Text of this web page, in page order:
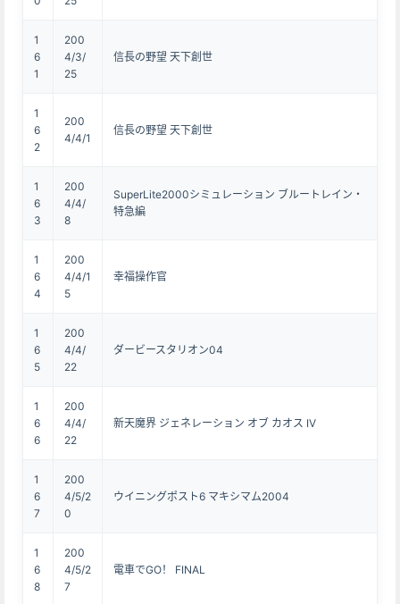
1
6
1
200
4/3/
25
信長の野望 天下創世
1
6
2
200
4/4/1
信長の野望 天下創世
1
6
3
200
4/4/
8
SuperLite2000シミュレーション ブルートレイン・
特急編
1
6
4
200
4/4/1
5
幸福操作官
1
6
5
200
4/4/
22
ダービースタリオン04
1
6
6
200
4/4/
22
新天魔界 ジェネレーション オブ カオス IV
1
6
7
200
4/5/2
0
ウイニングポスト6 マキシマム2004
1
6
8
200
4/5/2
7
電車でGO！ FINAL